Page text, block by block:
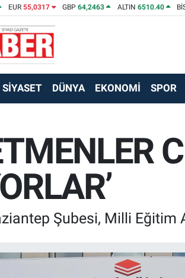
EUR 55,0317 GBP64,2463 ALTIN 6510.40
SİYASET DÜNYA EKONOMİ SPOR
Şubesi, Milli Eğitim